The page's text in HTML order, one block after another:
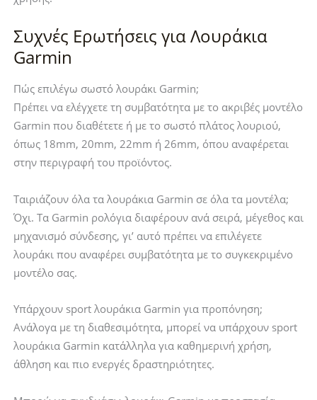
Συχνές Ερωτήσεις για Λουράκια
Garmin
Πώς επιλέγω σωστό λουράκι Garmin;
Πρέπει να ελέγχετε τη συμβατότητα με το ακριβές μοντέλο
Garmin που διαθέτετε ή με το σωστό πλάτος λουριού,
όπως 18mm, 20mm, 22mm ή 26mm, όπου αναφέρεται
στην περιγραφή του προϊόντος.
Ταιριάζουν όλα τα λουράκια Garmin σε όλα τα μοντέλα;
Όχι. Τα Garmin ρολόγια διαφέρουν ανά σειρά, μέγεθος και
μηχανισμό σύνδεσης, γι’ αυτό πρέπει να επιλέγετε
λουράκι που αναφέρει συμβατότητα με το συγκεκριμένο
μοντέλο σας.
Υπάρχουν sport λουράκια Garmin για προπόνηση;
Ανάλογα με τη διαθεσιμότητα, μπορεί να υπάρχουν sport
λουράκια Garmin κατάλληλα για καθημερινή χρήση,
άθληση και πιο ενεργές δραστηριότητες.